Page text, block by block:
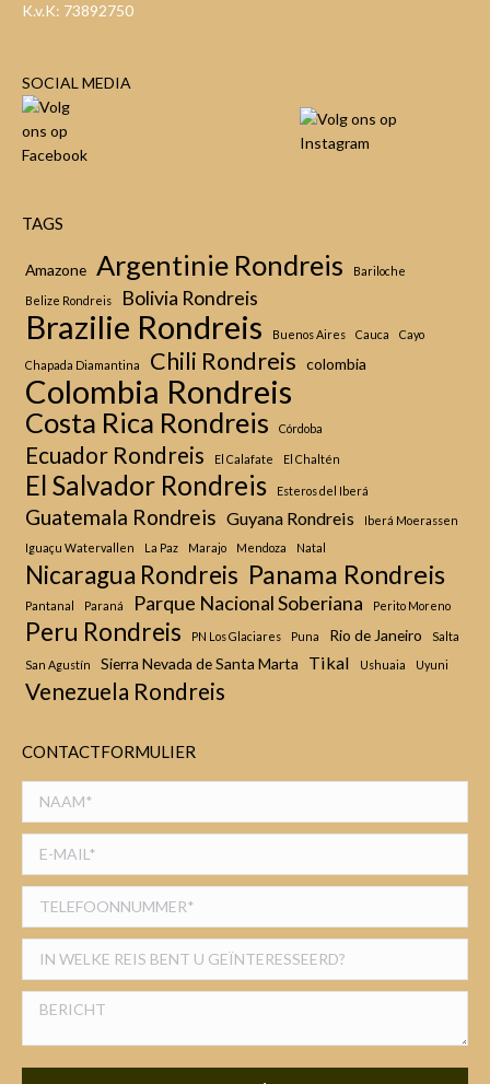
K.v.K: 73892750
SOCIAL MEDIA
TAGS
Amazone Argentinie Rondreis Bariloche
Belize Rondreis Bolivia Rondreis
Brazilie Rondreis Buenos Aires Cauca Cayo
Chapada Diamantina Chili Rondreis colombia
Colombia Rondreis
Costa Rica Rondreis Córdoba
Ecuador Rondreis El Calafate El Chaltén
El Salvador Rondreis Esteros del Iberá
Guatemala Rondreis Guyana Rondreis
Iberá Moerassen
Iguaçu Watervallen
La Paz Marajo Mendoza Natal
Nicaragua Rondreis Panama Rondreis
Pantanal Paraná Parque Nacional Soberiana Perito Moreno
Peru Rondreis PN Los Glaciares Puna Rio de Janeiro
Salta
San Agustín
Sierra Nevada de Santa Marta Tikal Ushuaia Uyuni
Venezuela Rondreis
CONTACTFORMULIER